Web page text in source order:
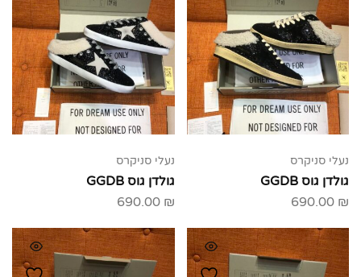
נעלי סניקרס
גולדן גוס GGDB
690.00 ₪
נעלי סניקרס
גולדן גוס GGDB
690.00 ₪